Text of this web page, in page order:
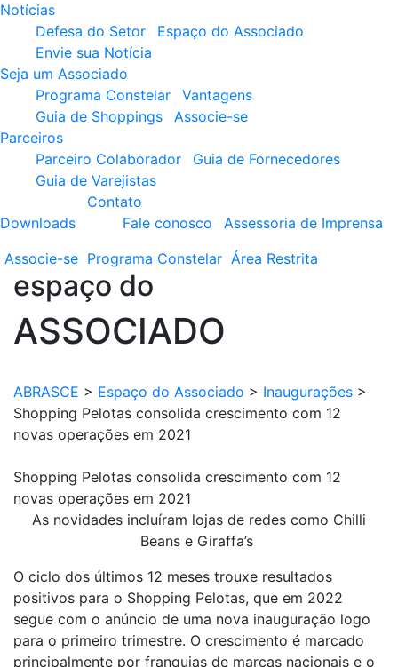
Notícias
Defesa do Setor
Espaço do Associado
Envie sua Notícia
Seja um Associado
Programa Constelar
Vantagens
Guia de Shoppings
Associe-se
Parceiros
Parceiro Colaborador
Guia de Fornecedores
Guia de Varejistas
Downloads
Contato
Fale conosco
Assessoria de Imprensa
Associe-se Programa Constelar Área Restrita
espaço do
ASSOCIADO
ABRASCE > Espaço do Associado > Inaugurações >
Shopping Pelotas consolida crescimento com 12
novas operações em 2021
Shopping Pelotas consolida crescimento com 12
novas operações em 2021
As novidades incluíram lojas de redes como Chilli
Beans e Giraffa’s
O ciclo dos últimos 12 meses trouxe resultados
positivos para o Shopping Pelotas, que em 2022
segue com o anúncio de uma nova inauguração logo
para o primeiro trimestre. O crescimento é marcado
principalmente por franquias de marcas nacionais e o